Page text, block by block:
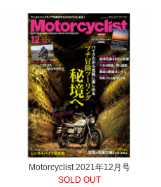
Motorcyclist 2021年12月号
SOLD OUT